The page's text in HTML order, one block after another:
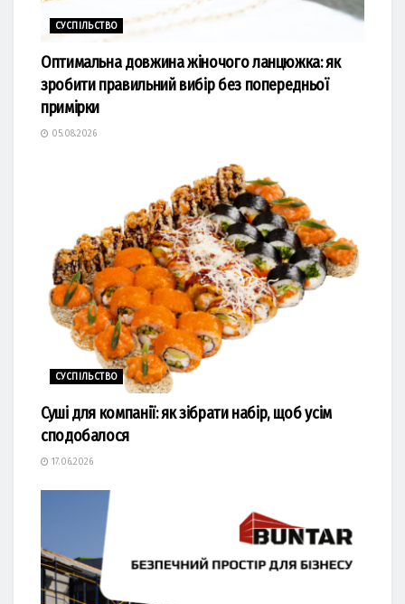
СУСПІЛЬСТВО
Оптимальна довжина жіночого ланцюжка: як
зробити правильний вибір без попередньої
примірки
05.08.2026
СУСПІЛЬСТВО
Суші для компанії: як зібрати набір, щоб усім
сподобалося
17.06.2026